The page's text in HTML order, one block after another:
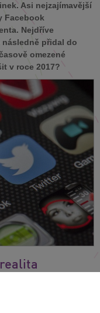
Asi nejzajímavější
Facebook
Nejdříve
přidal do
omezené
v roce 2017?
v roce 2017 hrát